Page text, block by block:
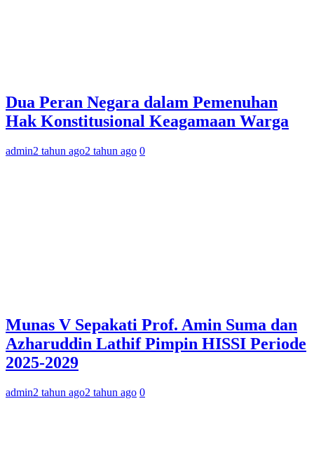
Dua Peran Negara dalam Pemenuhan
Hak Konstitusional Keagamaan Warga
admin2 tahun ago2 tahun ago 0
Munas V Sepakati Prof. Amin Suma dan
Azharuddin Lathif Pimpin HISSI Periode
2025-2029
admin2 tahun ago2 tahun ago 0